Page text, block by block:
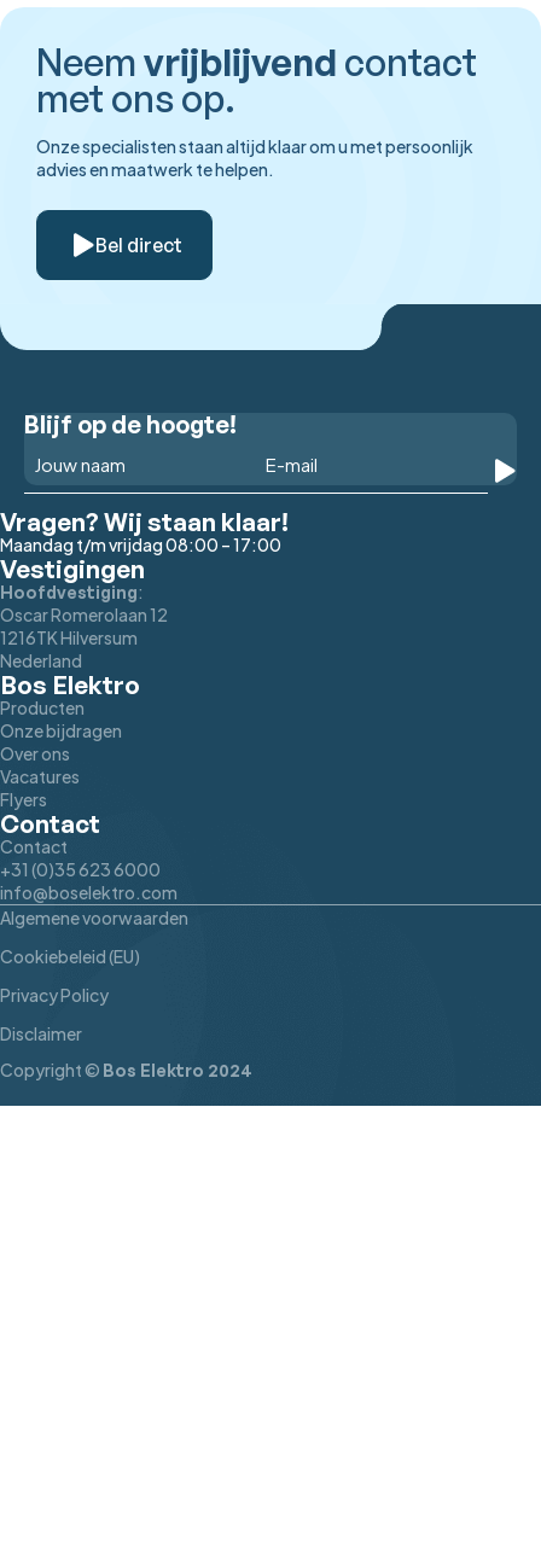
Neemvrijblijvend contact
met ons op.
Onze specialisten staan altijd klaar om u met persoonlijk
advies en maatwerk te helpen.
Bel direct
Blijf op de hoogte!
Vragen? Wij staan klaar!
Maandag t/m vrijdag 08:00 – 17:00
Vestigingen
Hoofdvestiging:
Oscar Romerolaan 12
1216TK Hilversum
Nederland
Bos Elektro
Producten
Onze bijdragen
Over ons
Vacatures
Flyers
Contact
Contact
+31 (0)35 623 6000
info@boselektro.com
Copyright © Bos Elektro 2024
Algemene voorwaarden
Cookiebeleid (EU)
Privacy Policy
Disclaimer